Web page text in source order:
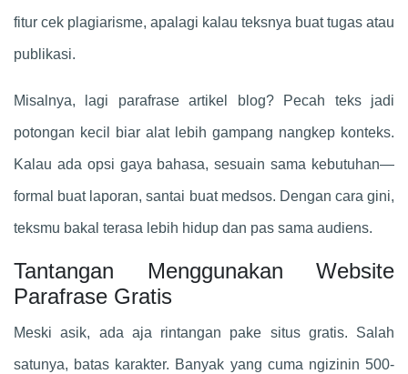
fitur cek plagiarisme, apalagi kalau teksnya buat tugas atau
publikasi.
Misalnya, lagi parafrase artikel blog? Pecah teks jadi
potongan kecil biar alat lebih gampang nangkep konteks.
Kalau ada opsi gaya bahasa, sesuain sama kebutuhan—
formal buat laporan, santai buat medsos. Dengan cara gini,
teksmu bakal terasa lebih hidup dan pas sama audiens.
Tantangan Menggunakan Website
Parafrase Gratis
Meski asik, ada aja rintangan pake situs gratis. Salah
satunya, batas karakter. Banyak yang cuma ngizinin 500-